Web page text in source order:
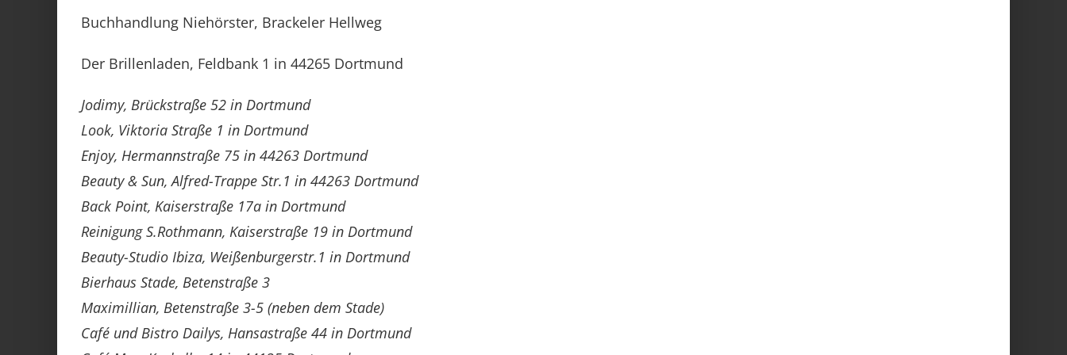
Buchhandlung Niehörster, Brackeler Hellweg
Der Brillenladen, Feldbank 1 in 44265 Dortmund
Jodimy, Brückstraße 52 in Dortmund
Look, Viktoria Straße 1 in Dortmund
Enjoy, Hermannstraße 75 in 44263 Dortmund
Beauty & Sun, Alfred-Trappe Str.1 in 44263 Dortmund
Back Point, Kaiserstraße 17a in Dortmund
Reinigung S.Rothmann, Kaiserstraße 19 in Dortmund
Beauty-Studio Ibiza, Weißenburgerstr.1 in Dortmund
Bierhaus Stade, Betenstraße 3
Maximillian, Betenstraße 3-5 (neben dem Stade)
Café und Bistro Dailys, Hansastraße 44 in Dortmund